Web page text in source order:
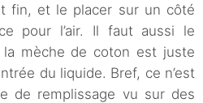
fin, et le placer sur un côté
pour l’air. Il faut aussi le
mèche de coton est juste
du liquide. Bref, ce n’est
de remplissage vu sur des